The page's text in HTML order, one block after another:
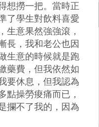
想撈一把。當時正
了學生對飲料喜愛
生意果然強強滾，
長，我和老公也因
生意的時候就是跑
藥費，但我依然如
要休息，但我認為
點操勞痠痛而已，
攔不了我的，因為